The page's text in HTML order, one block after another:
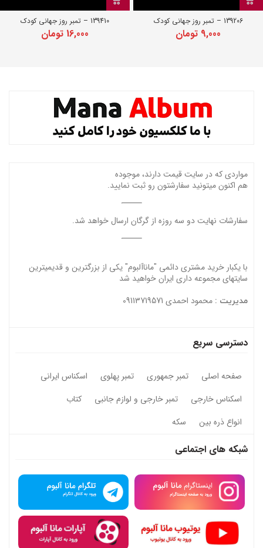
139206 – تمبر روز جهانی کودک
9,000 تومان
139410 – تمبر روز جهانی کودک
16,000 تومان
مواردی که در سایت قیمت دارند، موجوده
هم اکنون میتونید سفارشتون رو ثبت نمایید.
سفارشات نهایت دو سه روزه از گرگان ارسال خواهد شد.
با یکبار خرید مشتری دائمی "ماناآلبوم" یکی از بزرگترین و قدیمیترین
سایتهای مجموعه داری ایران خواهید شد
مدیریت : محمود احمدی 09113719571
دسترسی سریع
صفحه اصلی تمبر جمهوری تمبر پهلوی
اسکناس ایرانی
اسکناس خارجی
تمبر خارجی و لوازم جانبی
کتاب
انواع ذره بین
سکه
شبکه های اجتماعی